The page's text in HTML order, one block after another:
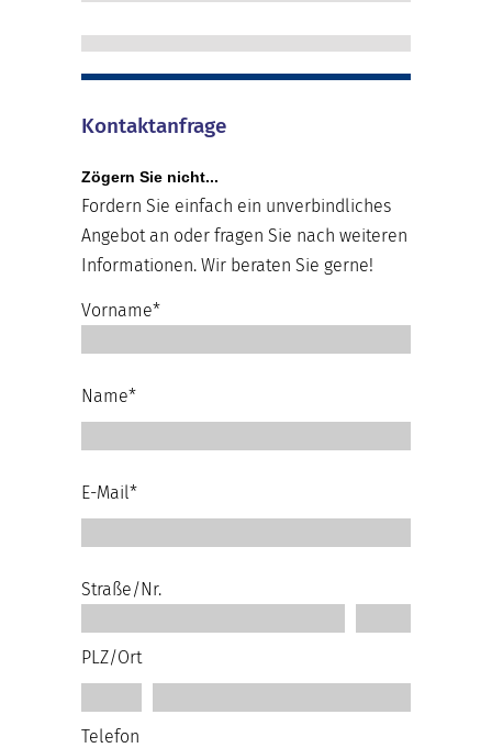
Kontaktanfrage
Zögern Sie nicht...
Fordern Sie einfach ein unverbindliches
Angebot an oder fragen Sie nach weiteren
Informationen. Wir beraten Sie gerne!
Vorname*
Name*
E-Mail*
Straße/Nr.
PLZ/Ort
Telefon